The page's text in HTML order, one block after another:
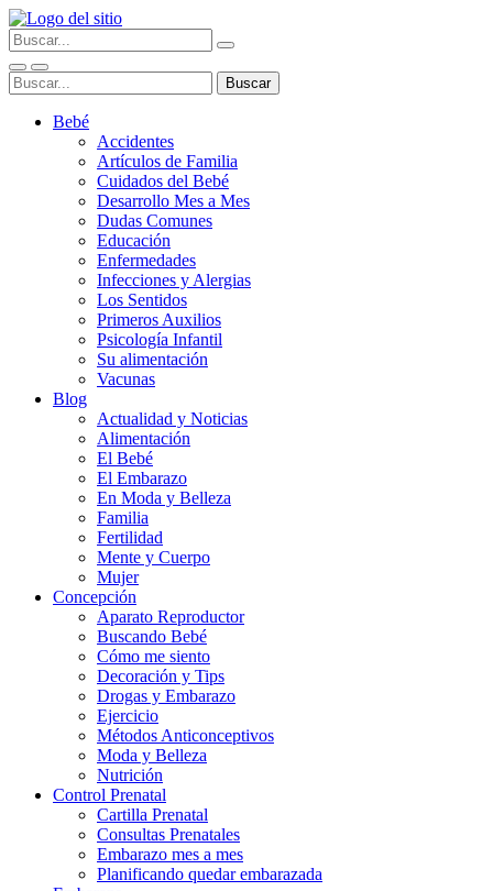
Bebé
Accidentes
Artículos de Familia
Cuidados del Bebé
Desarrollo Mes a Mes
Dudas Comunes
Educación
Enfermedades
Infecciones y Alergias
Los Sentidos
Primeros Auxilios
Psicología Infantil
Su alimentación
Vacunas
Blog
Actualidad y Noticias
Alimentación
El Bebé
El Embarazo
En Moda y Belleza
Familia
Fertilidad
Mente y Cuerpo
Mujer
Concepción
Aparato Reproductor
Buscando Bebé
Cómo me siento
Decoración y Tips
Drogas y Embarazo
Ejercicio
Métodos Anticonceptivos
Moda y Belleza
Nutrición
Control Prenatal
Cartilla Prenatal
Consultas Prenatales
Embarazo mes a mes
Planificando quedar embarazada